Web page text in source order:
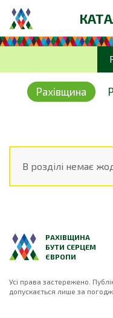
Рахівщина
В розділі немає
РАХІВЩИНА
БУТИ СЕРЦЕМ
ЄВРОПИ
Усі права застережено.
допускається лише за